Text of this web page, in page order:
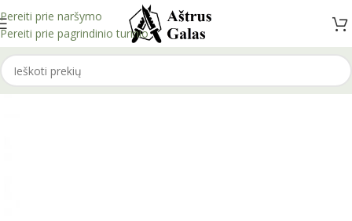
Pereiti prie naršymo
Pereiti prie pagrindinio turinio